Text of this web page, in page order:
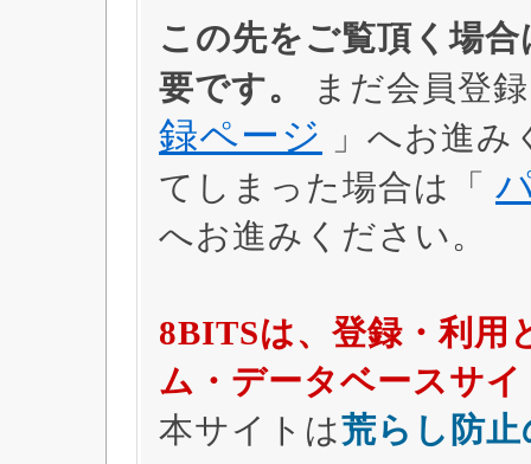
この先をご覧頂く場
要です。
まだ会員登
録ページ
」へお進
てしまった場合は「
へお進みください。
8BITSは、登録・利用
ム・データベースサ
本サイトは荒らし防